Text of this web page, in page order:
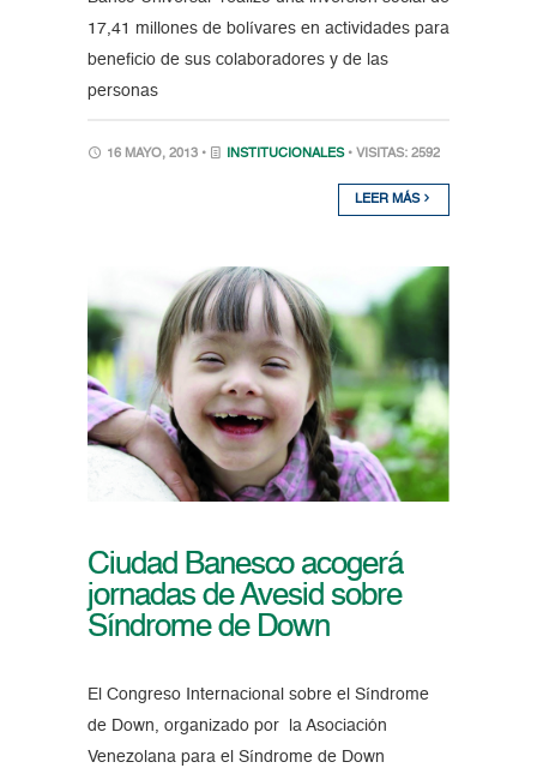
17,41 millones de bolívares en actividades para
beneficio de sus colaboradores y de las
personas
16 MAYO, 2013 • INSTITUCIONALES • VISITAS: 2592
LEER MÁS
Ciudad Banesco acogerá
jornadas de Avesid sobre
Síndrome de Down
El Congreso Internacional sobre el Síndrome
de Down, organizado por la Asociación
Venezolana para el Síndrome de Down